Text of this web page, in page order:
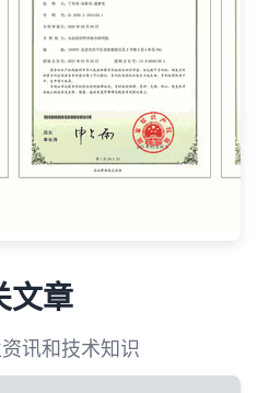
文章
资讯和技术知识